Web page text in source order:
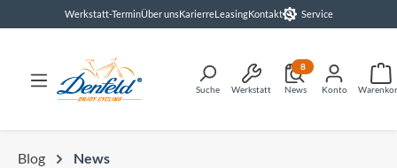
springenWerkstatt-TerminÜber unsKarierreLeasingKontakt Service
Suche Werkstatt News
8
Konto
Blog News